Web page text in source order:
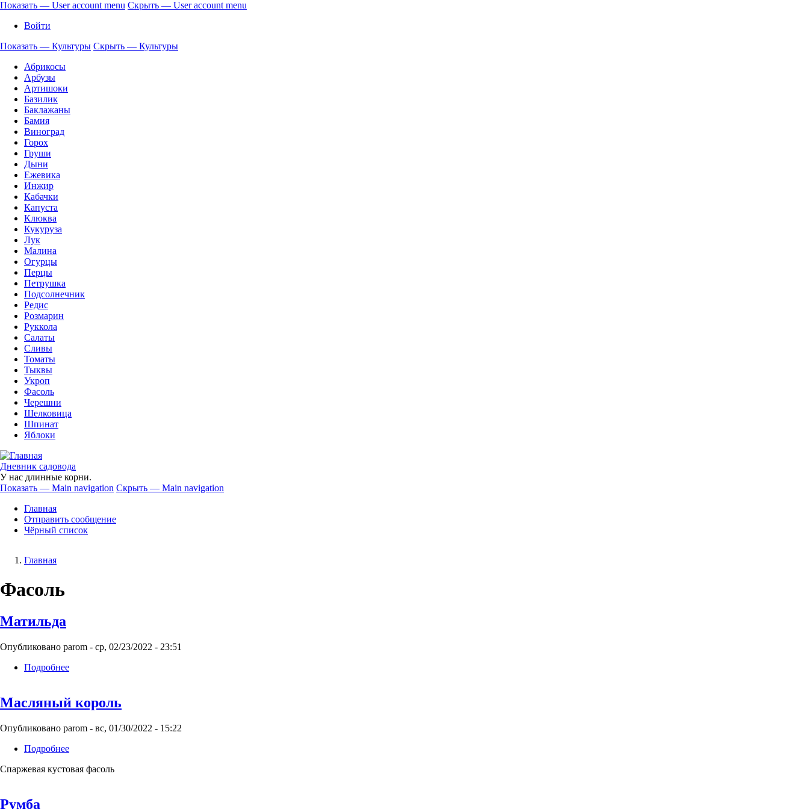
Перейти
основному
User
menu
Показать — User account menu Скрыть — User account menu
Войти
Культуры
Показать — Культуры Скрыть — Культуры
Абрикосы
Арбузы
Артишоки
Базилик
Баклажаны
Бамия
Виноград
Горох
Груши
Дыни
Ежевика
Инжир
Кабачки
Капуста
Клюква
Кукуруза
Лук
Малина
Огурцы
Перцы
Петрушка
Подсолнечник
Редис
Розмарин
Руккола
Салаты
Сливы
Томаты
Тыквы
Укроп
Фасоль
Черешни
Шелковица
Шпинат
Яблоки
Дневник садовода
У нас длинные корни.
Main
navigation
Показать — Main navigation Скрыть — Main navigation
Главная
Отправить сообщение
Чёрный список
навигации
Главная
Фасоль
Матильда
Опубликовано parom - ср, 02/23/2022 - 23:51
Подробнее
Масляный король
Опубликовано parom - вс, 01/30/2022 - 15:22
Подробнее
король
Спаржевая кустовая фасоль
Румба